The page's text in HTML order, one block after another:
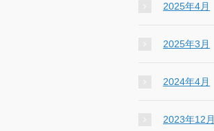
2025年4月
2025年3月
2024年4月
2023年12月